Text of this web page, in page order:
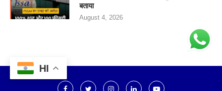
बताया
August 4, 2026
HI